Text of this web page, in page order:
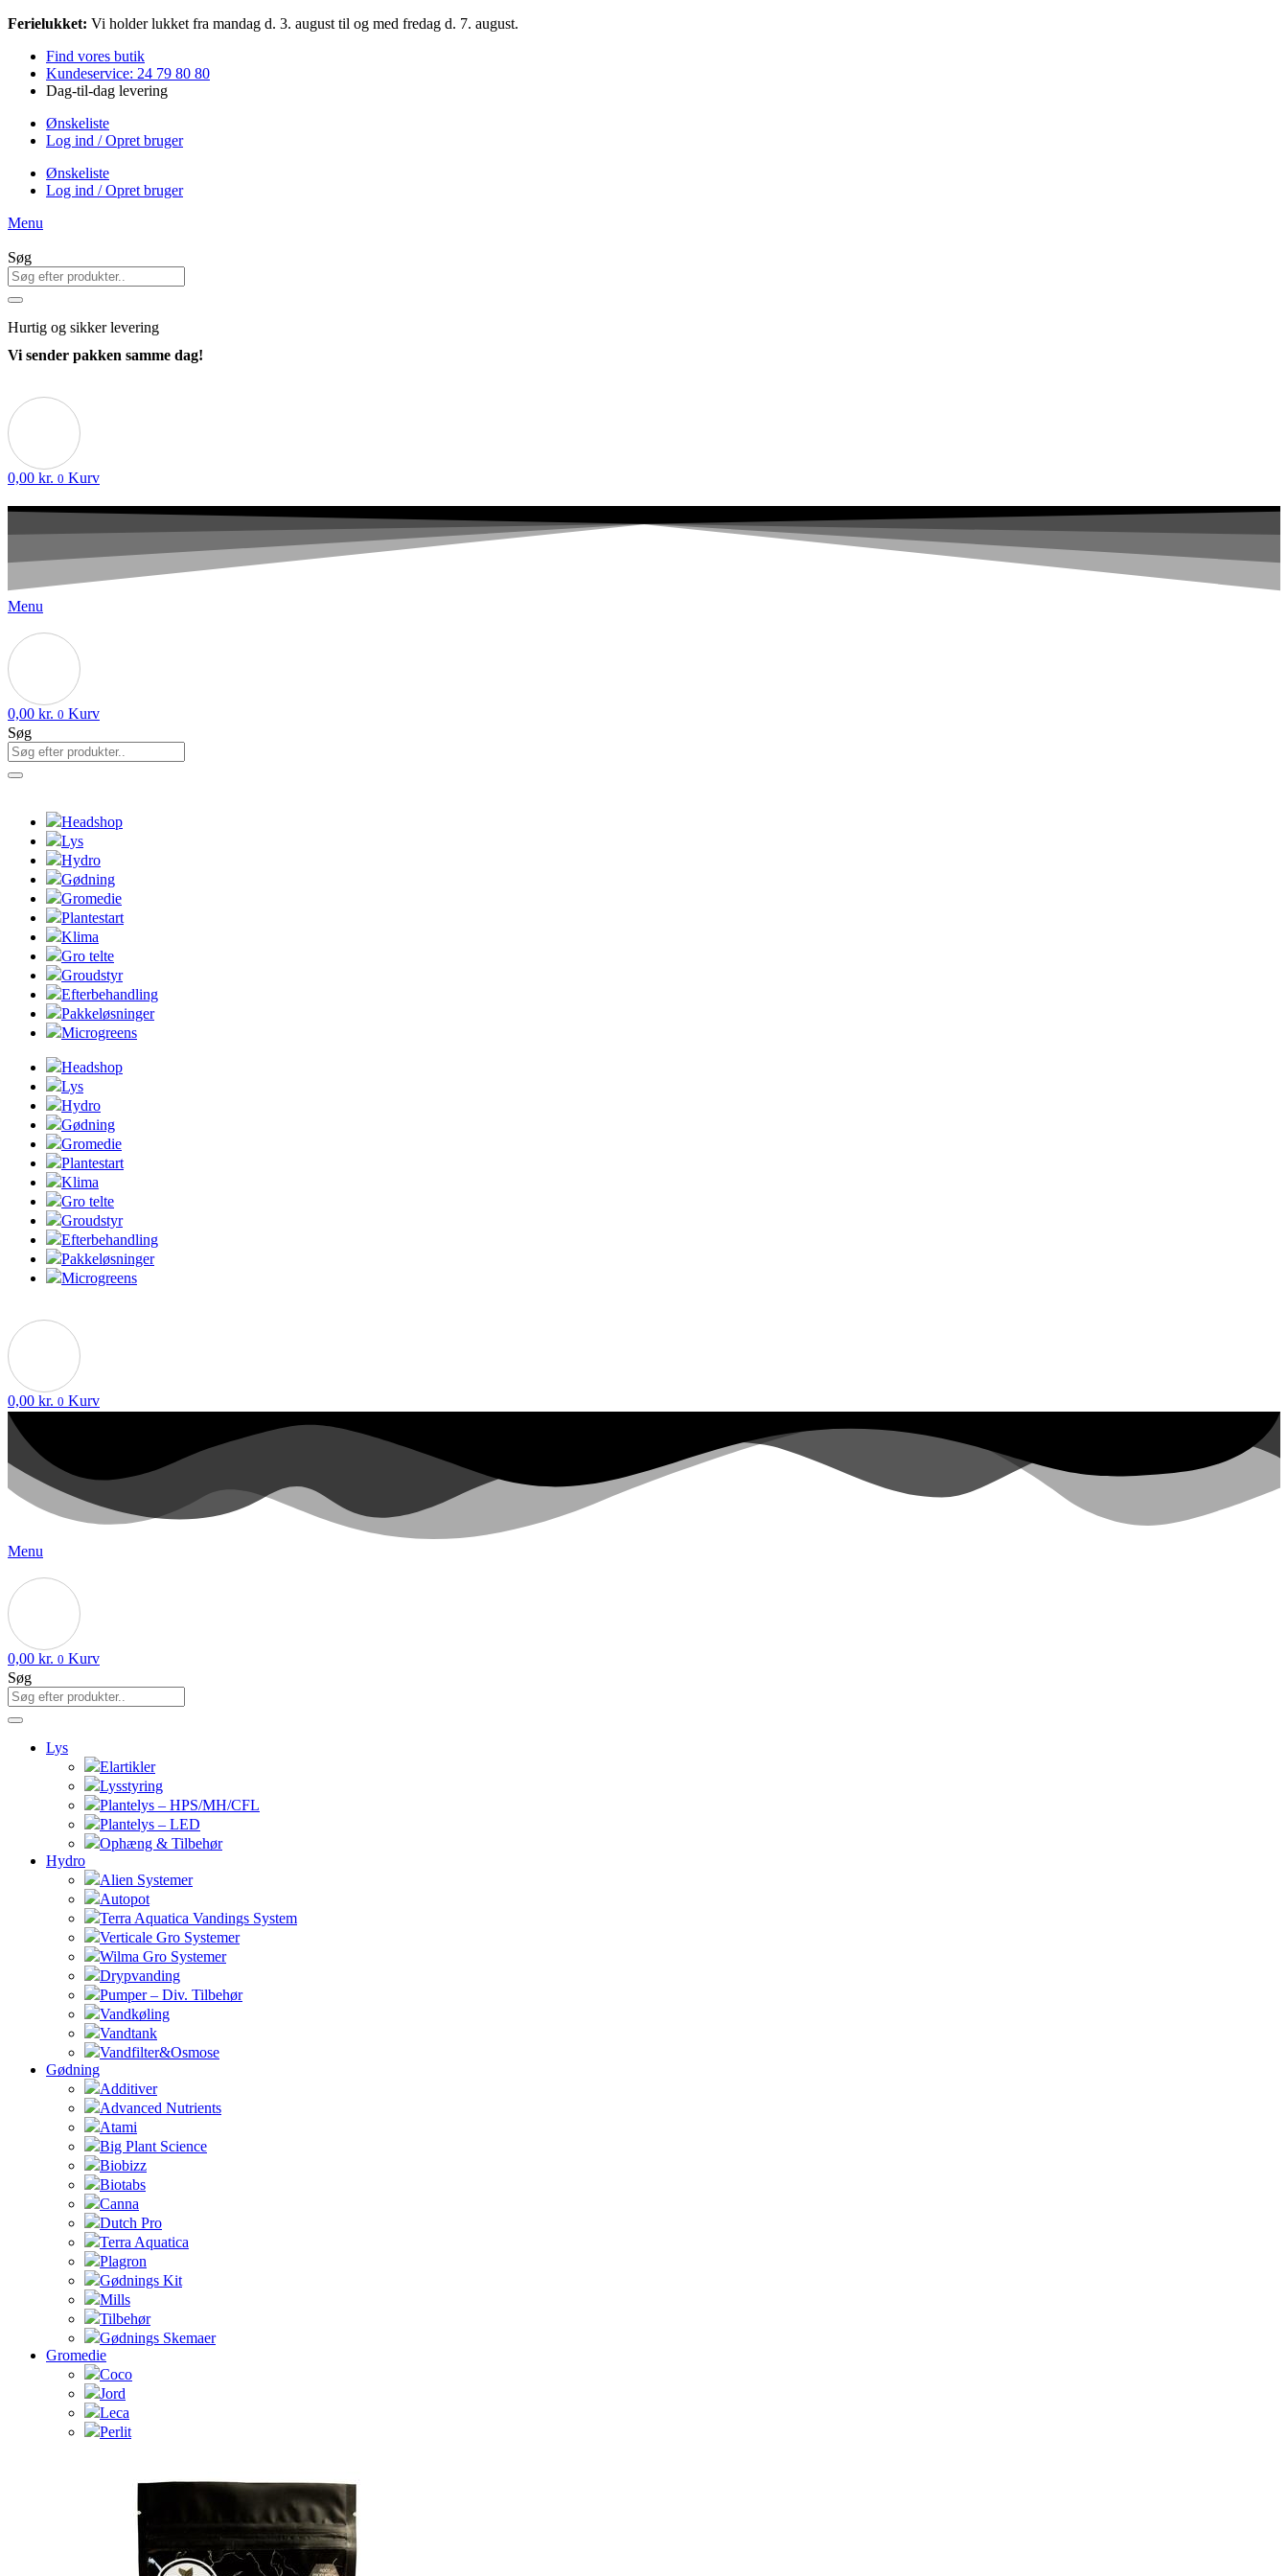
Videre
indhold
Ferielukket: Vi holder lukket fra mandag d. 3. august til og med fredag d. 7. august.
Find vores butik
Kundeservice: 24 79 80 80
Dag-til-dag levering
Ønskeliste
Log ind / Opret bruger
Ønskeliste
Log ind / Opret bruger
Menu
Søg
Hurtig og sikker levering
Vi sender pakken samme dag!
0,00 kr. 0 Kurv
Menu
0,00 kr. 0 Kurv
Søg
Headshop
Lys
Hydro
Gødning
Gromedie
Plantestart
Klima
Gro telte
Groudstyr
Efterbehandling
Pakkeløsninger
Microgreens
Headshop
Lys
Hydro
Gødning
Gromedie
Plantestart
Klima
Gro telte
Groudstyr
Efterbehandling
Pakkeløsninger
Microgreens
0,00 kr. 0 Kurv
Menu
0,00 kr. 0 Kurv
Søg
Lys
Elartikler
Lysstyring
Plantelys – HPS/MH/CFL
Plantelys – LED
Ophæng & Tilbehør
Hydro
Alien Systemer
Autopot
Terra Aquatica Vandings System
Verticale Gro Systemer
Wilma Gro Systemer
Drypvanding
Pumper – Div. Tilbehør
Vandkøling
Vandtank
Vandfilter&Osmose
Gødning
Additiver
Advanced Nutrients
Atami
Big Plant Science
Biobizz
Biotabs
Canna
Dutch Pro
Terra Aquatica
Plagron
Gødnings Kit
Mills
Tilbehør
Gødnings Skemaer
Gromedie
Coco
Jord
Leca
Perlit